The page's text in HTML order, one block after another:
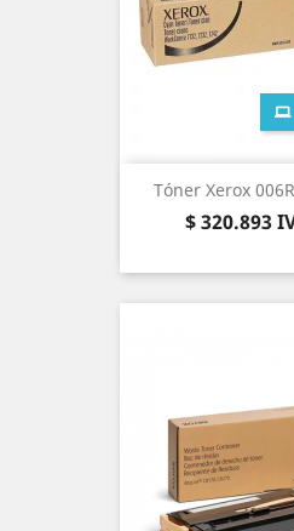
Tóner Xerox
Precio
$ 320.893